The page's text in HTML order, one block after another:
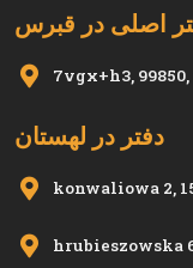
اصلی در قبرس
7vgx+h3,
دفتر در لهستان
konwaliowa 2,
hrubieszowska